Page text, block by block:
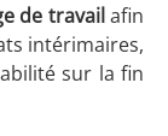
de travailafin
intérimaires,
sur la fin